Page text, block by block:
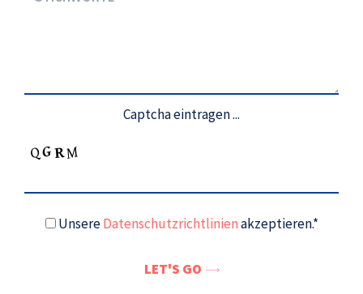
Captcha eintragen ...
UnsereDatenschutzrichtlinienakzeptieren.*
LET'S GO